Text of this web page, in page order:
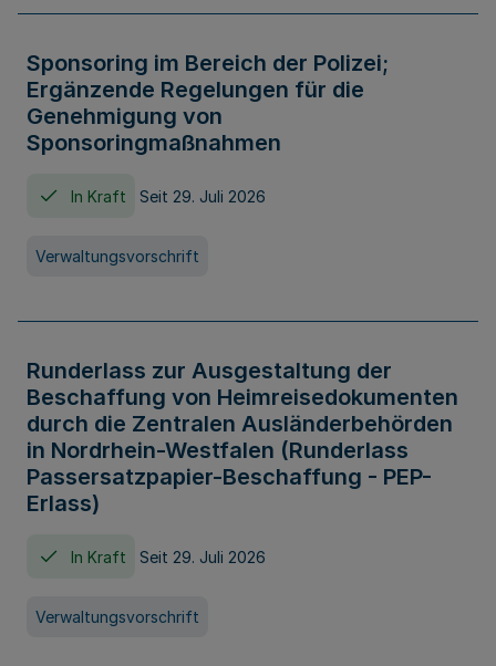
Sponsoring im Bereich der Polizei;
Ergänzende Regelungen für die
Genehmigung von
Sponsoringmaßnahmen
In Kraft Seit 29. Juli 2026
Verwaltungsvorschrift
Runderlass zur Ausgestaltung der
Beschaffung von Heimreisedokumenten
durch die Zentralen Ausländerbehörden
in Nordrhein-Westfalen (Runderlass
Passersatzpapier-Beschaffung - PEP-
Erlass)
In Kraft Seit 29. Juli 2026
Verwaltungsvorschrift